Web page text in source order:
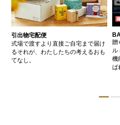
引出物宅配便
式場で渡すより直接ご自宅まで届け
るそれが、わたしたちの考えるおも
てなし。
贈
ル
機
ば